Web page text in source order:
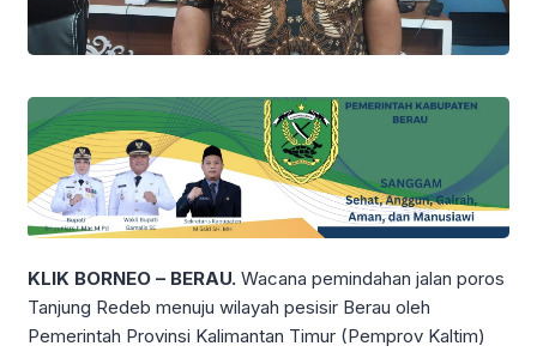
KLIK BORNEO – BERAU. Wacana pemindahan jalan poros
Tanjung Redeb menuju wilayah pesisir Berau oleh
Pemerintah Provinsi Kalimantan Timur (Pemprov Kaltim)